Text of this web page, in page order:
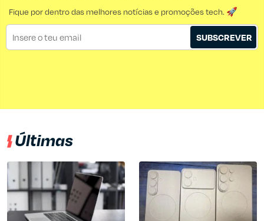
Fique por dentro das melhores notícias e promoções tech. 🚀
SUBSCREVER
Últimas